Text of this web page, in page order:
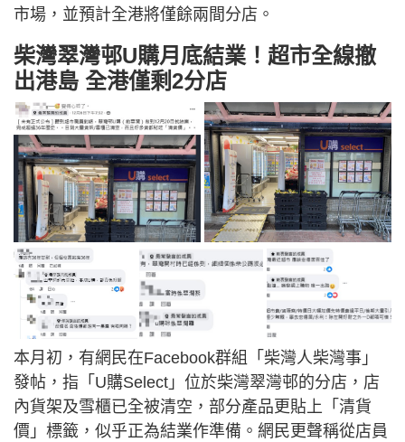
市場，並預計全港將僅餘兩間分店。
柴灣翠灣邨U購月底結業！超市全線撤
出港島 全港僅剩2分店
本月初，有網民在Facebook群組「柴灣人柴灣事」
發帖，指「U購Select」位於柴灣翠灣邨的分店，店
內貨架及雪櫃已全被清空，部分產品更貼上「清貨
價」標籤，似乎正為結業作準備。網民更聲稱從店員